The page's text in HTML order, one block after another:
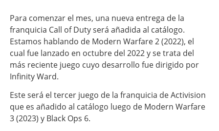
Para comenzar el mes, una nueva entrega de la
franquicia Call of Duty será añadida al catálogo.
Estamos hablando de Modern Warfare 2 (2022), el
cual fue lanzado en octubre del 2022 y se trata del
más reciente juego cuyo desarrollo fue dirigido por
Infinity Ward.
Este será el tercer juego de la franquicia de Activision
que es añadido al catálogo luego de Modern Warfare
3 (2023) y Black Ops 6.